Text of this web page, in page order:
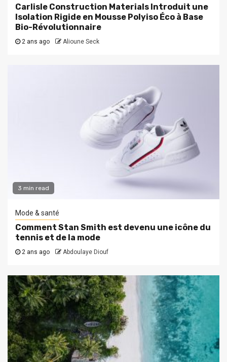
Carlisle Construction Materials Introduit une
Isolation Rigide en Mousse Polyiso Éco à Base
Bio-Révolutionnaire
2 ans ago Alioune Seck
3 min read
Mode & santé
Comment Stan Smith est devenu une icône du
tennis et de la mode
2 ans ago Abdoulaye Diouf